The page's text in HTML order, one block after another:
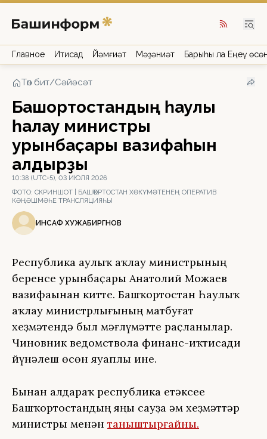
Главное Иҡтисад Йәмғиәт Мәҙәниәт Барыһы ла Еңеү
Төп бит/Сәйәсәт
Башҡортостандың һаулыҡ
һаҡлау министры
урынбаҫары вазифаһын
ҡалдырҙы
10:38 (UTC+5), 03 ИЮЛЯ 2026
ФОТО: СКРИНШОТ | БАШҠОРТОСТАН ХӨКҮМӘТЕНЕҢ ОПЕРАТИВ
КӘҢӘШМӘҺЕ ТРАНСЛЯЦИЯҺЫ
ИНСАФ ХУЖАБИРГӘНОВ
Республика һаулыҡ һаҡлау министрының
беренсе урынбаҫары Анатолий Можаев
вазифаһынан китте. Башҡортостан Һаулыҡ
һаҡлау министрлығының матбуғат
хеҙмәтендә был мәғлүмәтте раҫланылар.
Чиновник ведомствола финанс-иҡтисади
йүнәлеш өсөн яуаплы ине.
Бынан алдараҡ республика етәксеһе
Башҡортостандың яңы сауҙа һәм хеҙмәттәр
министры менән таныштырғайны.